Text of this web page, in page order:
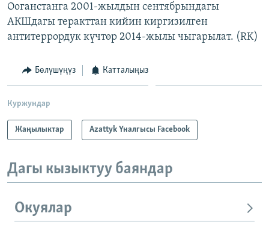
Ооганстанга 2001-жылдын сентябрындагы
АКШдагы теракттан кийин киргизилген
антитеррордук күчтөр 2014-жылы чыгарылат. (RK)
Бөлүшүңүз Катталыңыз
Куржундар
Жаңылыктар Azattyk Үналгысы Facebook
Дагы кызыктуу баяндар
Окуялар